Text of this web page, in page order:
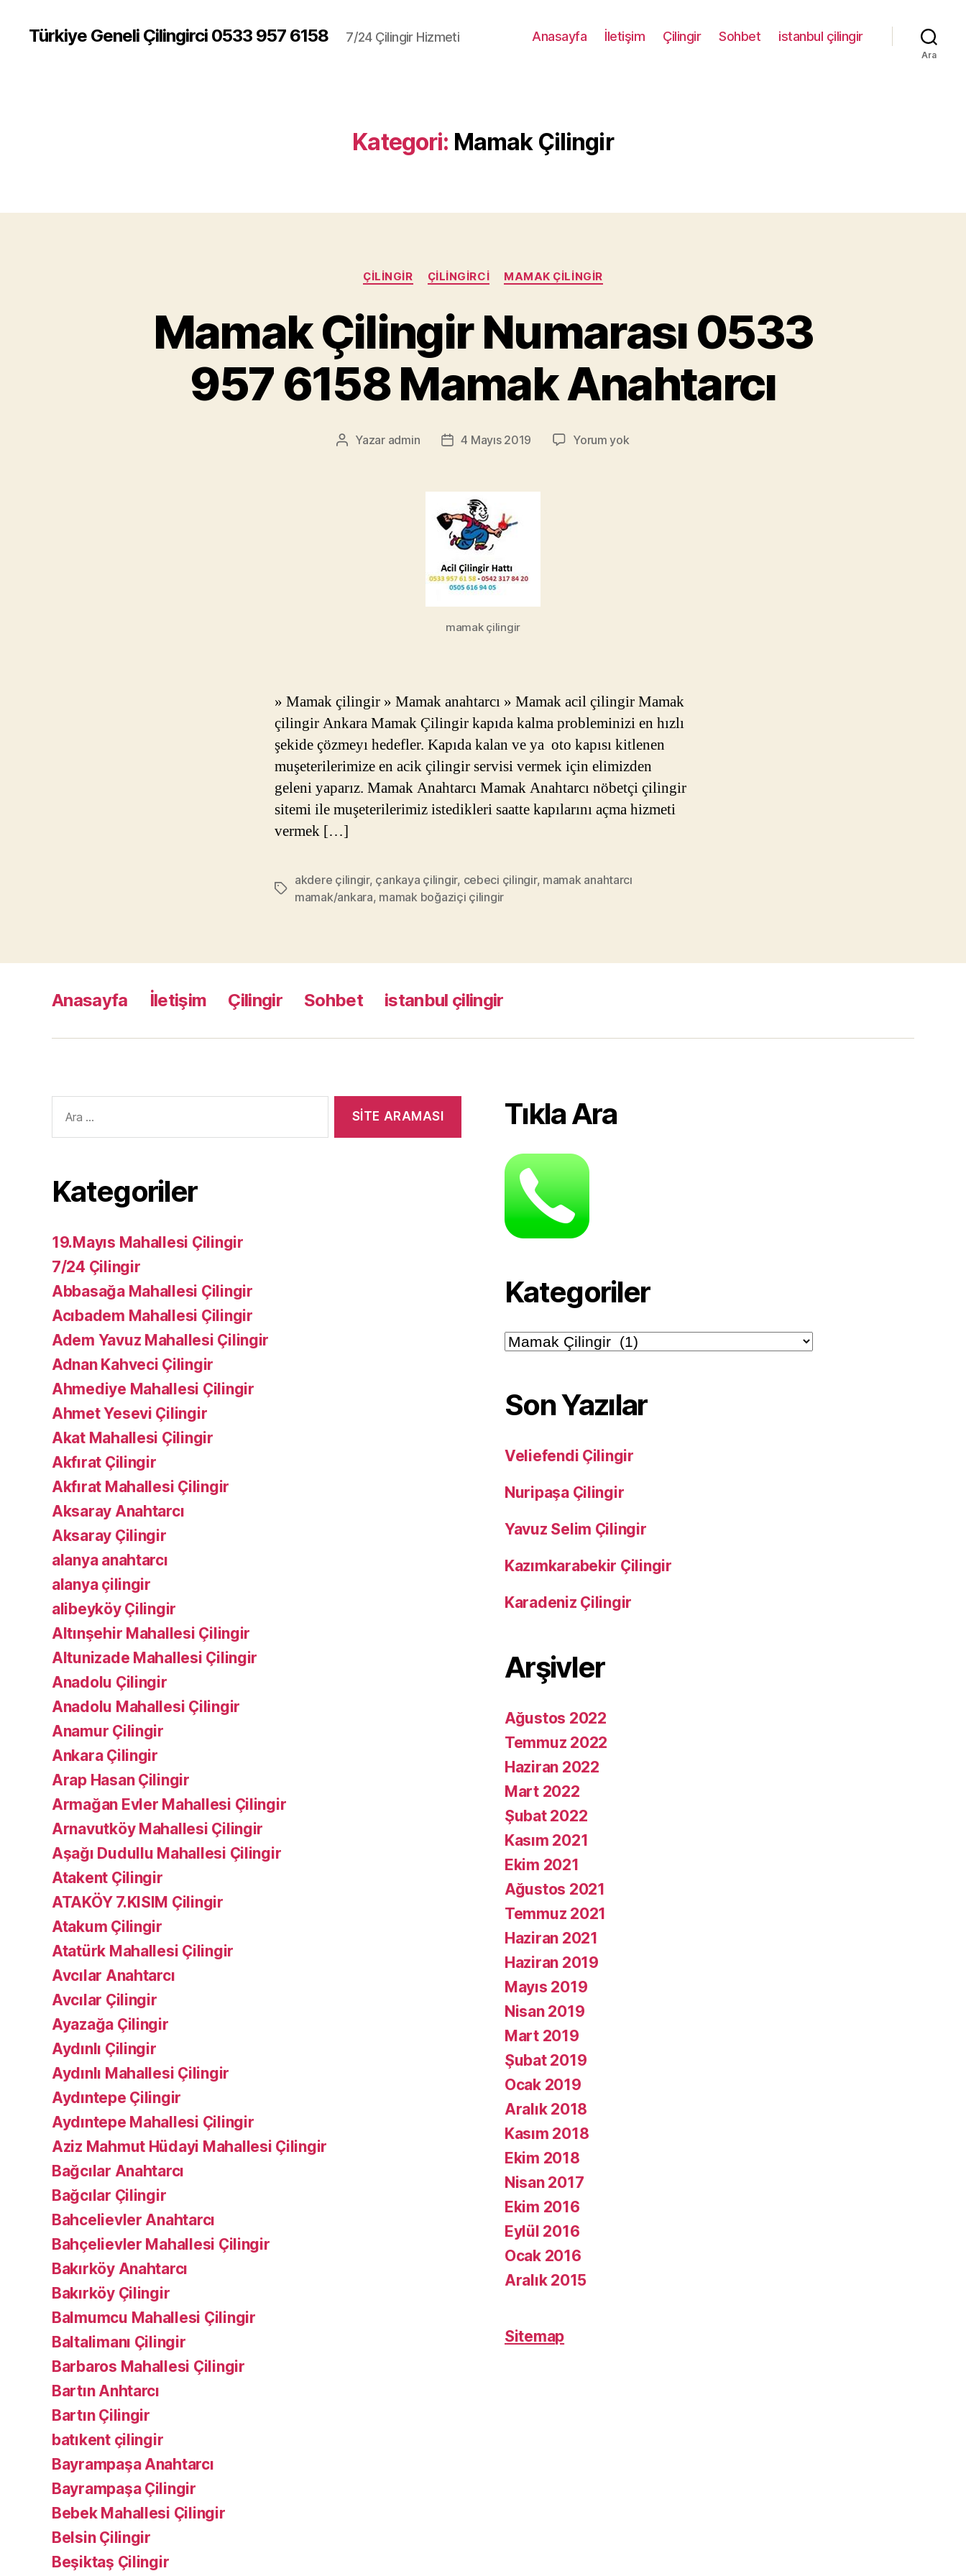
Türkiye Geneli Çilingirci 0533 957 6158 7/24 Çilingir Hizmeti Anasayfa İletişim Çilingir Sohbet istanbul çilingir
Ara
Kategori: Mamak Çilingir
Kategoriler
ÇILINGIR ÇILINGIRCI MAMAK ÇILINGIR
Mamak Çilingir Numarası 0533
957 6158 Mamak Anahtarcı
Yazının
Yazar admin
Yazı4 Mayıs 2019 Yorum yokMamak
mamak çilingir
» Mamak çilingir » Mamak anahtarcı » Mamak acil çilingir Mamak
çilingir Ankara Mamak Çilingir kapıda kalma probleminizi en hızlı
şekide çözmeyı hedefler. Kapıda kalan ve ya oto kapısı kitlenen
muşeterilerimize en acik çilingir servisi vermek için elimizden
geleni yaparız. Mamak Anahtarcı Mamak Anahtarcı nöbetçi çilingir
sitemi ile muşeterilerimiz istedikleri saatte kapılarını açma hizmeti
vermek […]
Etiketler
akdere çilingir, çankaya çilingir, cebeci çilingir, mamak anahtarcı
mamak/ankara, mamak boğaziçi çilingir
Anasayfa İletişim Çilingir Sohbet istanbul çilingir
yap:
Kategoriler
19.Mayıs Mahallesi Çilingir
7/24 Çilingir
Abbasağa Mahallesi Çilingir
Acıbadem Mahallesi Çilingir
Adem Yavuz Mahallesi Çilingir
Adnan Kahveci Çilingir
Ahmediye Mahallesi Çilingir
Ahmet Yesevi Çilingir
Akat Mahallesi Çilingir
Akfırat Çilingir
Akfırat Mahallesi Çilingir
Aksaray Anahtarcı
Aksaray Çilingir
alanya anahtarcı
alanya çilingir
alibeyköy Çilingir
Altınşehir Mahallesi Çilingir
Altunizade Mahallesi Çilingir
Anadolu Çilingir
Anadolu Mahallesi Çilingir
Anamur Çilingir
Ankara Çilingir
Arap Hasan Çilingir
Armağan Evler Mahallesi Çilingir
Arnavutköy Mahallesi Çilingir
Aşağı Dudullu Mahallesi Çilingir
Atakent Çilingir
ATAKÖY 7.KISIM Çilingir
Atakum Çilingir
Atatürk Mahallesi Çilingir
Avcılar Anahtarcı
Avcılar Çilingir
Ayazağa Çilingir
Aydınlı Çilingir
Aydınlı Mahallesi Çilingir
Aydıntepe Çilingir
Aydıntepe Mahallesi Çilingir
Aziz Mahmut Hüdayi Mahallesi Çilingir
Bağcılar Anahtarcı
Bağcılar Çilingir
Bahcelievler Anahtarcı
Bahçelievler Mahallesi Çilingir
Bakırköy Anahtarcı
Bakırköy Çilingir
Balmumcu Mahallesi Çilingir
Baltalimanı Çilingir
Barbaros Mahallesi Çilingir
Bartın Anhtarcı
Bartın Çilingir
batıkent çilingir
Bayrampaşa Anahtarcı
Bayrampaşa Çilingir
Bebek Mahallesi Çilingir
Belsin Çilingir
Beşiktaş Çilingir
Tıkla Ara
Kategoriler
Kategoriler
Son Yazılar
Veliefendi Çilingir
Nuripaşa Çilingir
Yavuz Selim Çilingir
Kazımkarabekir Çilingir
Karadeniz Çilingir
Arşivler
Ağustos 2022
Temmuz 2022
Haziran 2022
Mart 2022
Şubat 2022
Kasım 2021
Ekim 2021
Ağustos 2021
Temmuz 2021
Haziran 2021
Haziran 2019
Mayıs 2019
Nisan 2019
Mart 2019
Şubat 2019
Ocak 2019
Aralık 2018
Kasım 2018
Ekim 2018
Nisan 2017
Ekim 2016
Eylül 2016
Ocak 2016
Aralık 2015
Sitemap